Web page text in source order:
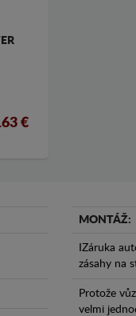
€
MONTÁŽ:
IZáruka
zásahy na
Protože
velmi